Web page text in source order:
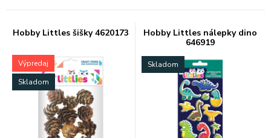
Hobby Littles šišky 4620173
Výpredaj
Skladom
Hobby Littles nálepky dino
646919
Skladom